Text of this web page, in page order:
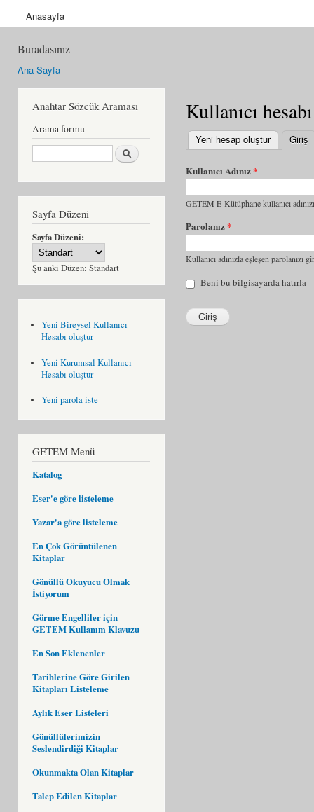
Anasayfa
Buradasınız
Ana Sayfa
Anahtar Sözcük Araması
Arama formu
Ara
Sayfa Düzeni
Sayfa Düzeni:
Şu anki Düzen: Standart
Yeni Bireysel Kullanıcı
Hesabı oluştur
Yeni Kurumsal Kullanıcı
Hesabı oluştur
Yeni parola iste
GETEM Menü
Katalog
Eser'e göre listeleme
Yazar'a göre listeleme
En Çok Görüntülenen
Kitaplar
Gönüllü Okuyucu Olmak
İstiyorum
Görme Engelliler için
GETEM Kullanım Klavuzu
En Son Eklenenler
Tarihlerine Göre Girilen
Kitapları Listeleme
Aylık Eser Listeleri
Gönüllülerimizin
Seslendirdiği Kitaplar
Okunmakta Olan Kitaplar
Talep Edilen Kitaplar
Kullanıcı hesabı
Yeni hesap oluştur Giriş
Kullanıcı Adınız*
GETEM E-Kütüphane kullanıcı
Parolanız*
Kullanıcı adınızla eşleşen parolanızı
Beni bu bilgisayarda hatırla